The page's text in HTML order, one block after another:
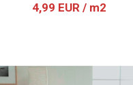
4,99 EUR / m2